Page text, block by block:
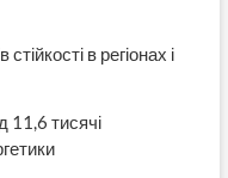
в регіонах і
11,6 тисячі